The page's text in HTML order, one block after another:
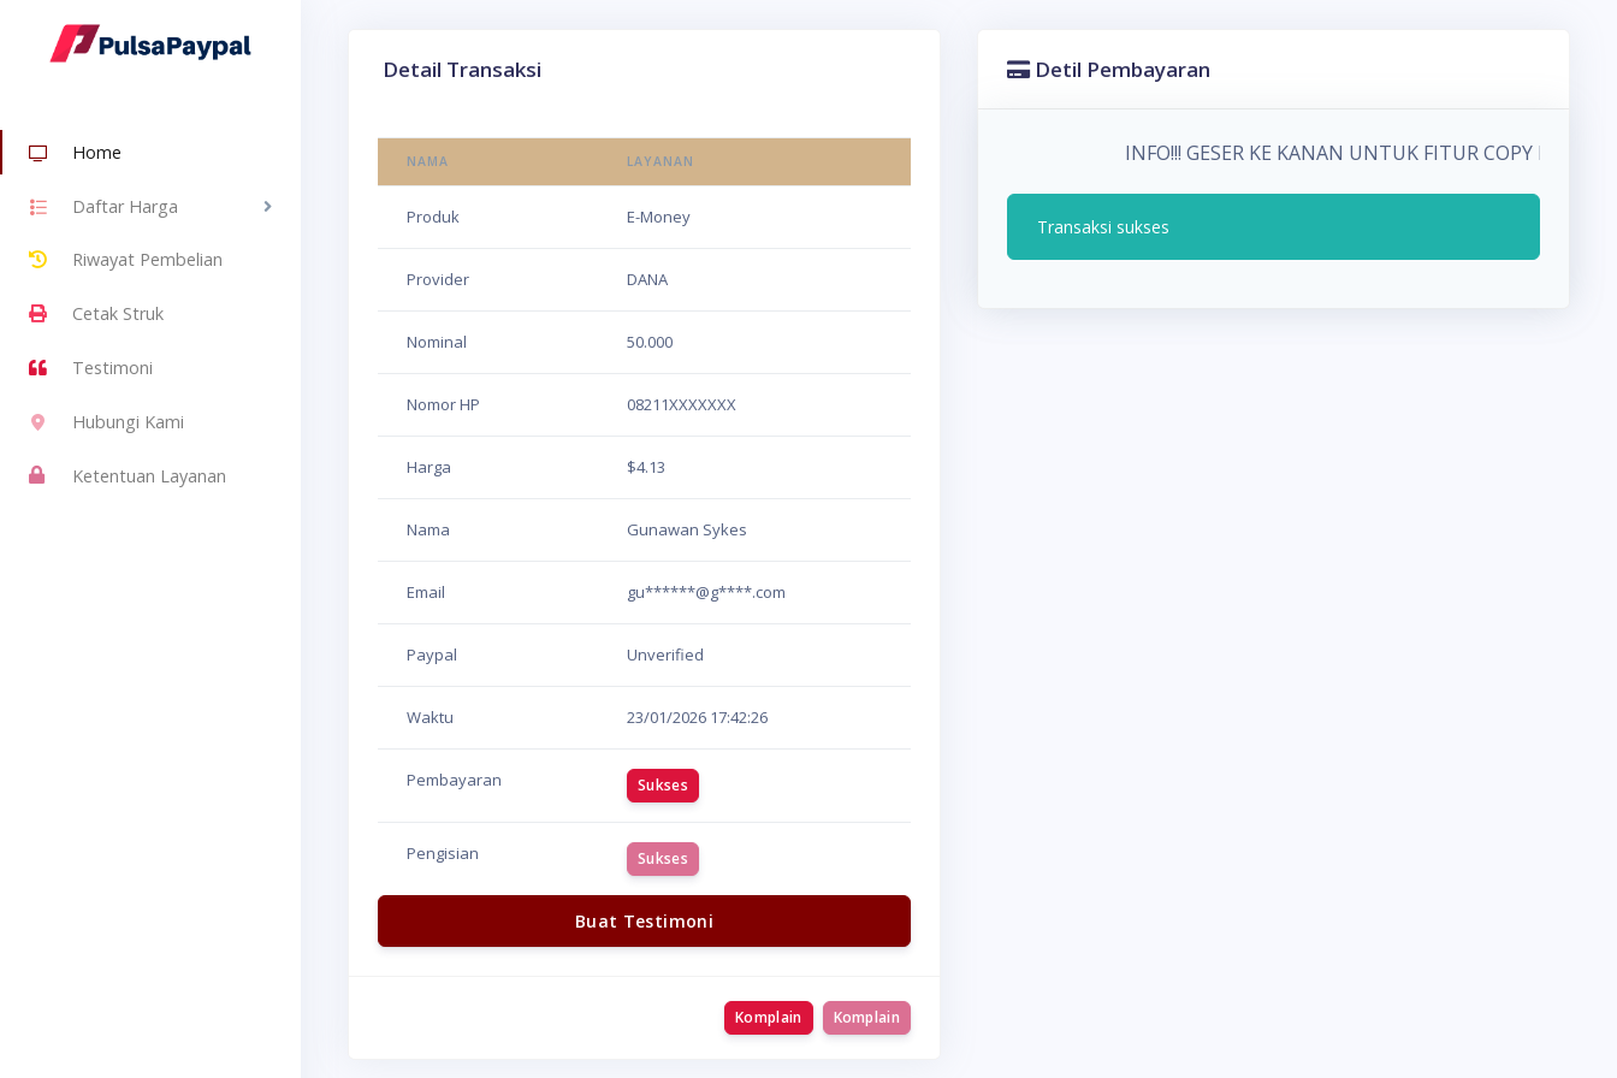
Home
Daftar Harga
Riwayat Pembelian
Cetak Struk
Testimoni
Hubungi Kami
Ketentuan Layanan
Detail Transaksi
NAMA LAYANAN
Produk E-Money
Provider DANA
Nominal 50.000
Nomor HP 08211XXXXXXX
Harga $4.13
Nama Gunawan Sykes
Email gu******@g****.com
Paypal Unverified
Waktu 23/01/2026 17:42:26
Pembayaran Sukses
Pengisian Sukses
Buat Testimoni
Komplain Komplain
Detil Pembayaran
INFO!!! GESER KE KANAN UNTUK FITUR COPY PADA
Transaksi sukses